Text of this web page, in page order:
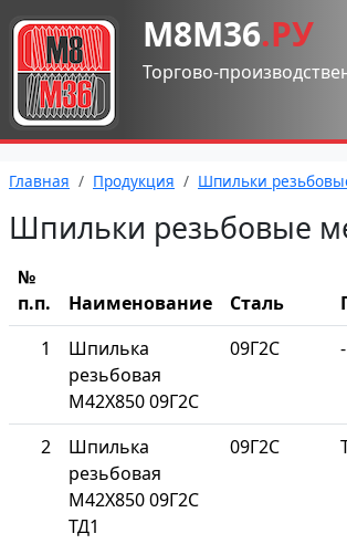
М8М36.РУ
Торгово-
Главная Продукция Шпильки
Шпильки резьбовые
№
п.п.
Наименование Сталь
1
Шпилька
резьбовая
М42Х850 09Г2С
09Г2С -
2
Шпилька
резьбовая
М42Х850 09Г2С
ТД1
09Г2С